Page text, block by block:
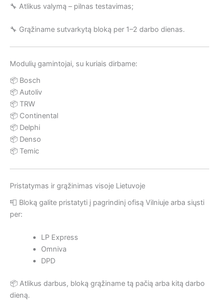
🔧 Atlikus valymą – pilnas testavimas;
🔧 Grąžiname sutvarkytą bloką per 1–2 darbo dienas.
Modulių gamintojai, su kuriais dirbame:
📦 Bosch
📦 Autoliv
📦 TRW
📦 Continental
📦 Delphi
📦 Denso
📦 Temic
Pristatymas ir grąžinimas visoje Lietuvoje
📮 Bloką galite pristatyti į pagrindinį ofisą Vilniuje arba siųsti
per:
LP Express
Omniva
DPD
📦 Atlikus darbus, bloką grąžiname tą pačią arba kitą darbo
dieną.